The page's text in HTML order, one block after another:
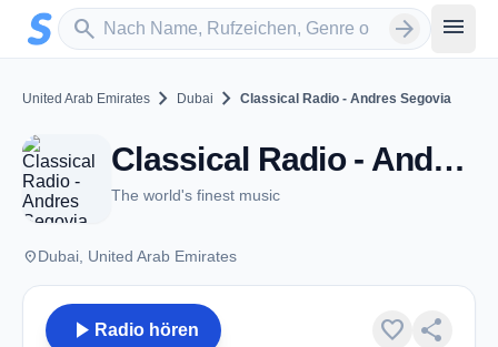
Zum Hauptinhalt springen
search
Sender suchen arrow_forward menu
United Arab Emirates chevron_right Dubai chevron_right Classical Radio - Andres Segovia
Classical Radio - Andres Segovia - Dubai
The world's finest music
placeDubai, United Arab Emirates
play_arrow Radio hören favorite share